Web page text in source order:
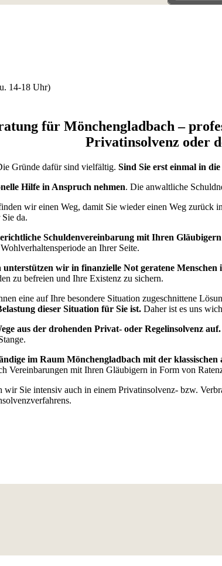
14-18 Uhr)
für Mönchengladbach –
Privatinsolvenz oder
Gründe dafür sind vielfältig. Sind Sie erst einmal in
Hilfe in Anspruch nehmen. Die anwaltliche
wir einen Weg, damit Sie wieder einen Weg
da.
Schuldenvereinbarung mit Ihren
an Ihrer Seite.
unterstützen wir in finanzielle Not geratene
zu befreien und Ihre Existenz zu sichern.
eine auf Ihre besondere Situation zugeschnittene
dieser Situation für Sie ist. Daher ist es uns
aus der drohenden Privat- oder Regelinsolvenz auf.
im Raum Mönchengladbach mit der
Vereinbarungen mit Ihren Gläubigern in Form von
wir Sie intensiv auch in einem Privatinsolvenz- bzw.